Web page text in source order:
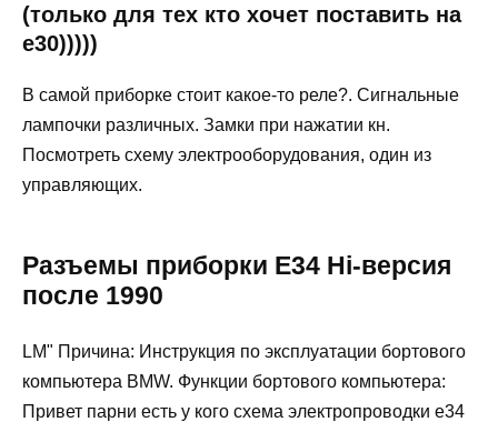
(только для тех кто хочет поставить на
е30)))))
В самой приборке стоит какое-то реле?. Сигнальные
лампочки различных. Замки при нажатии кн.
Посмотреть схему электрооборудования, один из
управляющих.
Разъемы приборки Е34 Hi-версия
после 1990
LM" Причина: Инструкция по эксплуатации бортового
компьютера BMW. Функции бортового компьютера:
Привет парни есть у кого схема электропроводки е34